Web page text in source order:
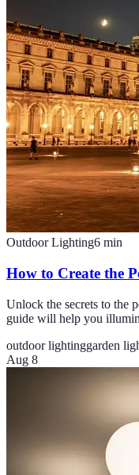
Outdoor Lighting6 min
How to Create the
Unlock the secrets to the
guide will help you
outdoor lightinggarden
Aug 8